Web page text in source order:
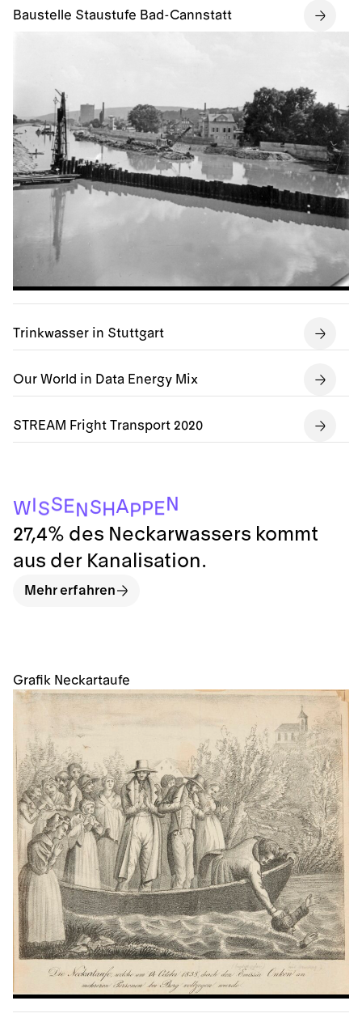
Baustelle Staustufe Bad-Cannstatt
Trinkwasser in Stuttgart
Our World in Data Energy Mix
STREAM Fright Transport 2020
Grafik Neckartaufe
WISSENSHAPPEN
27,4% des Neckarwassers kommt
aus der Kanalisation.
Mehr erfahren